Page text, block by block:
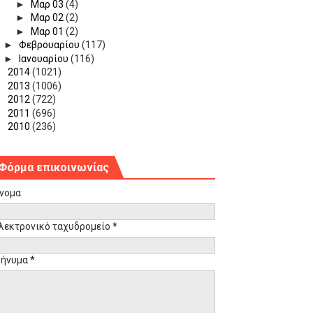
►
Μαρ 03(4)
►
Μαρ 02(2)
►
Μαρ 01(2)
►Φεβρουαρίου(117)
►
Ιανουαρίου(116)
2014(1021)
2013 (1006)
2012(722)
2011 (696)
2010 (236)
επικοινωνίας
ταχυδρομείο *
*